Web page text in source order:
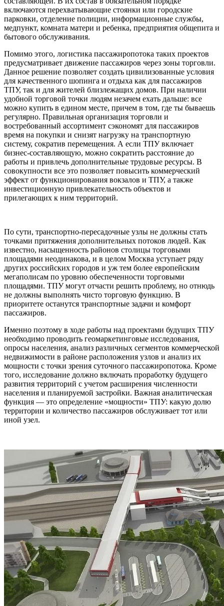
включаются перехватывающие стоянки или городские
парковки, отделение полиции, информационные службы,
медпункт, комната матери и ребенка, предприятия общепита и
бытового обслуживания.
Помимо этого, логистика пассажиропотока таких проектов
предусматривает движение пассажиров через зоны торговли.
Данное решение позволяет создать цивилизованные условия
для качественного шопинга и отдыха как для пассажиров
ТПУ, так и для жителей близлежащих домов. При наличии
удобной торговой точки людям незачем ехать дальше: все
можно купить в едином месте, причем в том, где ты бываешь
регулярно. Правильная организация торговли и
востребованный ассортимент сэкономят для пассажиров
время на покупки и снизят нагрузку на транспортную
систему, сократив перемещения. А если ТПУ включает
бизнес-составляющую, можно сократить расстояние до
работы и привлечь дополнительные трудовые ресурсы. В
совокупности все это позволяет повысить коммерческий
эффект от функционирования вокзалов и ТПУ, а также
инвестиционную привлекательность объектов и
прилегающих к ним территорий.
По сути, транспортно-пересадочные узлы не должны стать
точками притяжения дополнительных потоков людей. Как
известно, насыщенность районов столицы торговыми
площадями неодинакова, и в целом Москва уступает ряду
других российских городов и уж тем более европейским
мегаполисам по уровню обеспеченности торговыми
площадями. ТПУ могут отчасти решить проблему, но отнюдь
не должны выполнять чисто торговую функцию. В
приоритете останутся транспортные задачи и комфорт
пассажиров.
Именно поэтому в ходе работы над проектами будущих ТПУ
необходимо проводить геомаркетинговые исследования,
опросы населения, анализ различных сегментов коммерческой
недвижимости в районе расположения узлов и анализ их
мощности с точки зрения суточного пассажиропотока. Кроме
того, исследование должно включать проработку будущего
развития территорий с учетом расширения численности
населения и планируемой застройки. Важная аналитическая
функция — это определение «мощности» ТПУ: какую долю
территории и количество пассажиров обслуживает тот или
иной узел.